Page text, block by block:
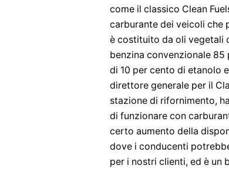
come il classico Clean
carburante dei veicoli che
è costituito da oli vegetali
benzina convenzionale 85
di 10 per cento di etanolo
direttore generale per il
stazione di rifornimento,
di funzionare con
certo aumento della
dove i conducenti
per i nostri clienti, ed è un